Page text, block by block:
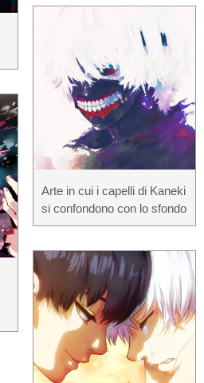
Arte in cui i capelli di Kaneki
si confondono con lo sfondo